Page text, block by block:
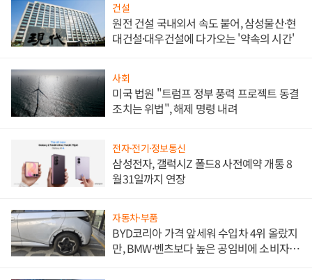
건설
원전 건설 국내외서 속도 붙어, 삼성물산·현
대건설·대우건설에 다가오는 '약속의 시간'
사회
미국 법원 "트럼프 정부 풍력 프로젝트 동결
조치는 위법", 해제 명령 내려
전자·전기·정보통신
삼성전자, 갤럭시Z 폴드8 사전예약 개통 8
월31일까지 연장
자동차·부품
BYD코리아 가격 앞세워 수입차 4위 올랐지
만, BMW·벤츠보다 높은 공임비에 소비자